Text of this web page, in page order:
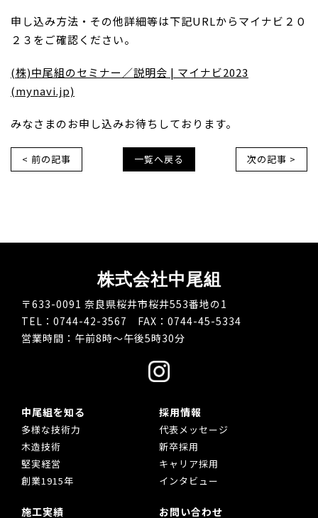
申し込み方法・その他詳細等は下記URLからマイナビ２０
２３をご確認ください。
(株)中尾組のセミナー／説明会 | マイナビ2023
(mynavi.jp)
みなさまのお申し込みお待ちしております。
< 前の記事 一覧へ戻る 次の記事 >
株式会社中尾組
〒633-0091 奈良県桜井市桜井553番地の1
TEL：0744-42-3567 FAX：0744-45-5334
営業時間：午前8時～午後5時30分
中尾組を知る
多様な技術力
木造技術
堅実経営
創業1915年
採用情報
代表メッセージ
新卒採用
キャリア採用
インタビュー
施工実績 お問い合わせ